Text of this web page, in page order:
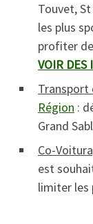
Touvet,
les plus
profiter
VOIR DES
Transport
Région :
Grand
Co-
est
limiter les